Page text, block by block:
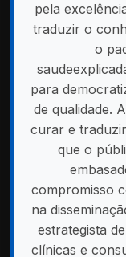
pela
traduzir o
o
para
de qualidade.
curar e
que o
compromisso
na
estrategista
clínicas e